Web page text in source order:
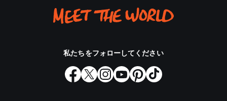
私たちをフォローしてください